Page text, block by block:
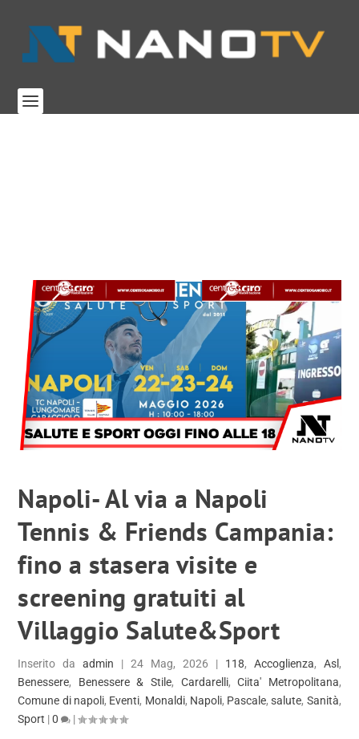
Napoli- Al via a Napoli
Tennis & Friends Campania:
fino a stasera visite e
screening gratuiti al
Villaggio Salute&Sport
Inserito daadmin |24 Mag, 2026 | 118, Accoglienza, Asl ,
Benessere, Benessere & Stile, Cardarelli,Ciita' Metropolitana,
Comune di napoli, Eventi, Monaldi, Napoli, Pascale,salute, Sanità,
Sport |0 |